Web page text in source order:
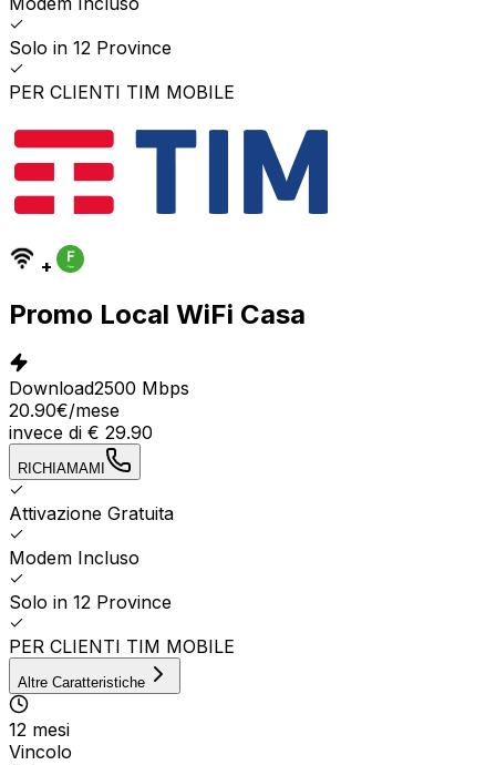
Solo in 12 Province
PER CLIENTI TIM MOBILE
+
Promo Local WiFi Casa
Download2500 Mbps
20.90€/mese
invece di € 29.90
RICHIAMAMI
Attivazione Gratuita
Modem Incluso
Solo in 12 Province
PER CLIENTI TIM MOBILE
Altre Caratteristiche
12 mesi
Vincolo